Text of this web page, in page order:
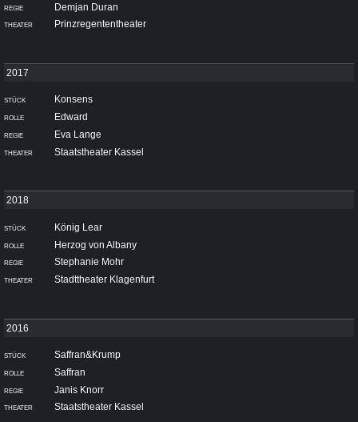
Demjan Duran
Prinzregententheater
Konsens
Edward
Eva Lange
Staatstheater Kassel
König Lear
Herzog von Albany
Stephanie Mohr
Stadttheater Klagenfurt
Saffran&Krump
Saffran
Janis Knorr
Staatstheater Kassel